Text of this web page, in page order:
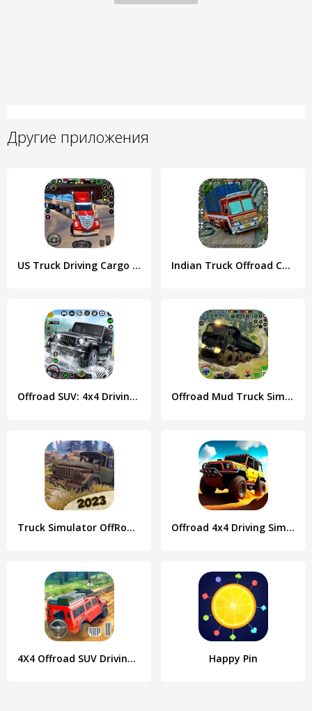
Другие приложения
US Truck Driving Cargo Game 3D Indian Truck Offroad Cargo Sim
Offroad SUV: 4x4 Driving Game. Offroad Mud Truck Simulator 3D
Truck Simulator OffRoad 4 Offroad 4x4 Driving Simulator
4X4 Offroad SUV Driving Games Happy Pin